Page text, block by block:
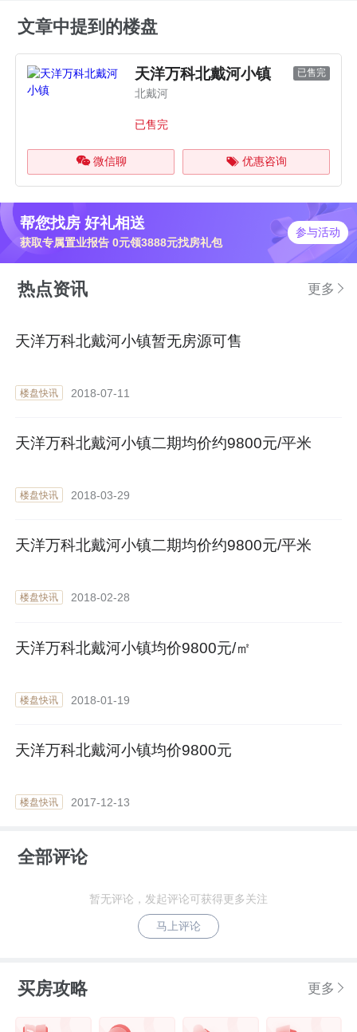
文章中提到的楼盘
天洋万科北戴河小镇 已售完
北戴河
已售完
微信聊 优惠咨询
帮您找房 好礼相送
获取专属置业报告 0元领3888元找房礼包
参与活动
热点资讯 更多
天洋万科北戴河小镇暂无房源可售
楼盘快讯 2018-07-11
天洋万科北戴河小镇二期均价约9800元/平米
楼盘快讯 2018-03-29
天洋万科北戴河小镇二期均价约9800元/平米
楼盘快讯 2018-02-28
天洋万科北戴河小镇均价9800元/㎡
楼盘快讯 2018-01-19
天洋万科北戴河小镇均价9800元
楼盘快讯 2017-12-13
全部评论
暂无评论，发起评论可获得更多关注
马上评论
买房攻略 更多